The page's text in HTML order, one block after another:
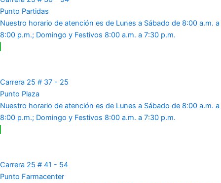
Punto Partidas
Nuestro horario de atención es de Lunes a Sábado de 8:00 a.m. a
8:00 p.m.; Domingo y Festivos 8:00 a.m. a 7:30 p.m.
Carrera 25 # 37 - 25
Punto Plaza
Nuestro horario de atención es de Lunes a Sábado de 8:00 a.m. a
8:00 p.m.; Domingo y Festivos 8:00 a.m. a 7:30 p.m.
Carrera 25 # 41 - 54
Punto Farmacenter